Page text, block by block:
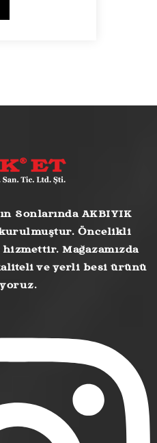
Sonlarında AKBIYIK
Öncelikli
Mağazamızda
ve yerli besi ürünü